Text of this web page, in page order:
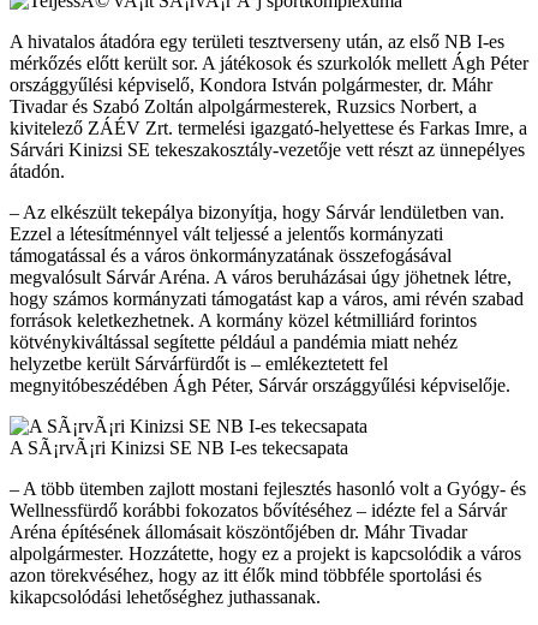
A hivatalos átadóra egy területi tesztverseny után, az első NB I-es
mérkőzés előtt került sor. A játékosok és szurkolók mellett Ágh Péter
országgyűlési képviselő, Kondora István polgármester, dr. Máhr
Tivadar és Szabó Zoltán alpolgármesterek, Ruzsics Norbert, a
kivitelező ZÁÉV Zrt. termelési igazgató-helyettese és Farkas Imre, a
Sárvári Kinizsi SE tekeszakosztály-vezetője vett részt az ünnepélyes
átadón.
– Az elkészült tekepálya bizonyítja, hogy Sárvár lendületben van.
Ezzel a létesítménnyel vált teljessé a jelentős kormányzati
támogatással és a város önkormányzatának összefogásával
megvalósult Sárvár Aréna. A város beruházásai úgy jöhetnek létre,
hogy számos kormányzati támogatást kap a város, ami révén szabad
források keletkezhetnek. A kormány közel kétmilliárd forintos
kötvénykiváltással segítette például a pandémia miatt nehéz
helyzetbe került Sárvárfürdőt is – emlékeztetett fel
megnyitóbeszédében Ágh Péter, Sárvár országgyűlési képviselője.
A SÃ¡rvÃ¡ri Kinizsi SE NB I-es tekecsapata
– A több ütemben zajlott mostani fejlesztés hasonló volt a Gyógy- és
Wellnessfürdő korábbi fokozatos bővítéséhez – idézte fel a Sárvár
Aréna építésének állomásait köszöntőjében dr. Máhr Tivadar
alpolgármester. Hozzátette, hogy ez a projekt is kapcsolódik a város
azon törekvéséhez, hogy az itt élők mind többféle sportolási és
kikapcsolódási lehetőséghez juthassanak.